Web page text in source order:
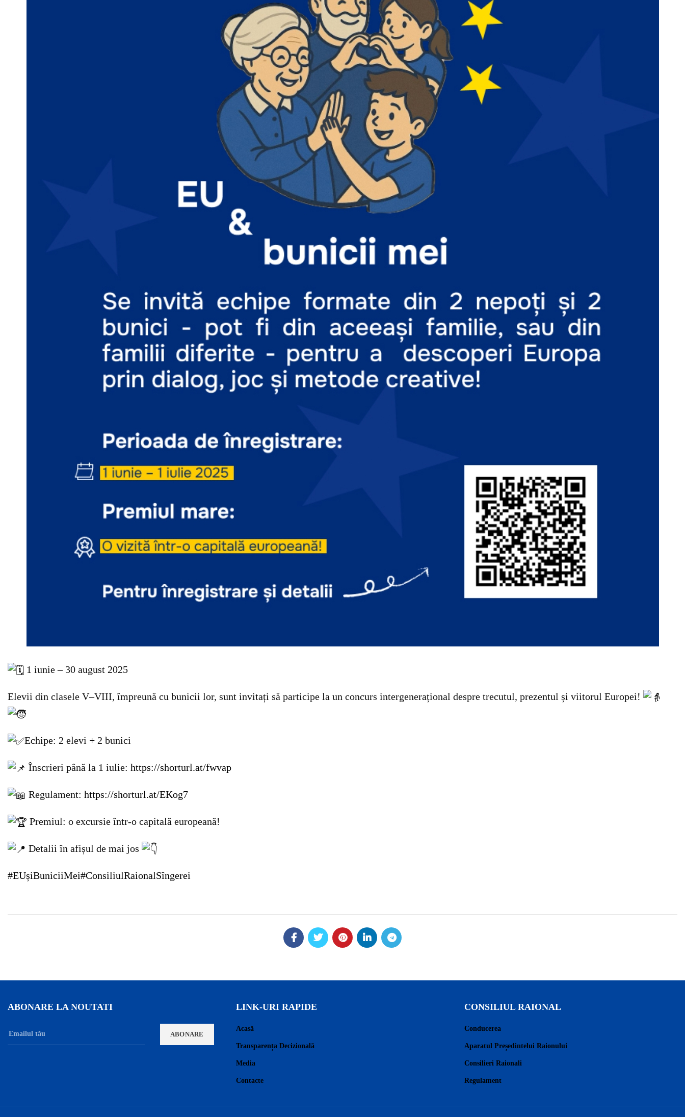
1 iunie – 30 august 2025
Elevii din clasele V–VIII, împreună cu bunicii lor, sunt invitați să participe la un concurs intergenerațional despre trecutul, prezentul și viitorul Europei!
Echipe: 2 elevi + 2 bunici
Înscrieri până la 1 iulie: https://shorturl.at/fwvap
Regulament: https://shorturl.at/EKog7
Premiul: o excursie într-o capitală europeană!
Detalii în afișul de mai jos
#EUșiBuniciiMei#ConsiliulRaionalSîngerei
ABONARE LA NOUTATI LINK-URI RAPIDE
Acasă
Transparența Decizională
Media
Contacte
CONSILIUL RAIONAL
Conducerea
Aparatul Președintelui Raionului
Consilieri Raionali
Regulament